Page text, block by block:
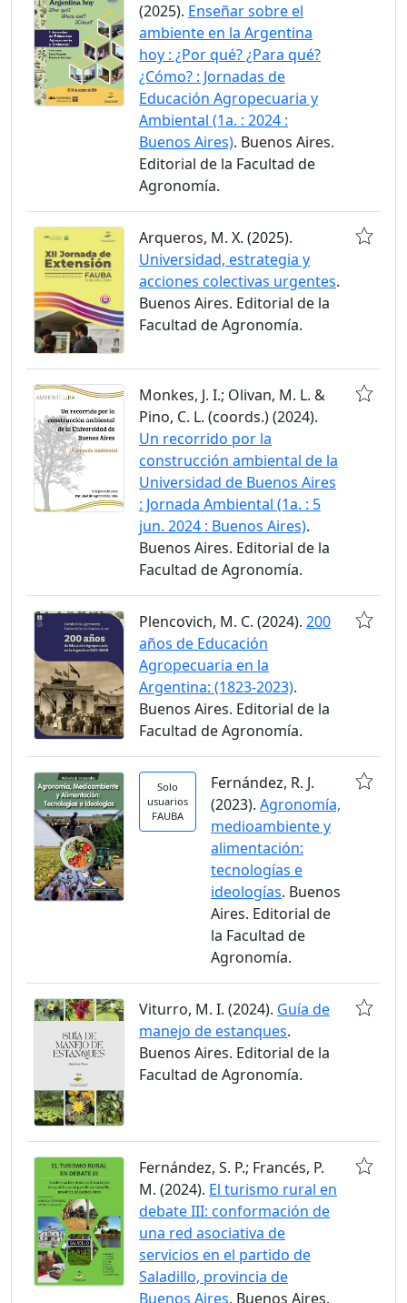
(2025). Enseñar sobre el
ambiente en la Argentina
hoy : ¿Por qué? ¿Para qué?
¿Cómo? : Jornadas de
Educación Agropecuaria y
Ambiental (1a. : 2024 :
Buenos Aires). Buenos Aires.
Editorial de la Facultad de
Agronomía.
Arqueros, M. X. (2025).
Universidad, estrategia y
acciones colectivas urgentes.
Buenos Aires. Editorial de la
Facultad de Agronomía.
Monkes, J. I.; Olivan, M. L. &
Pino, C. L. (coords.) (2024).
Un recorrido por la
construcción ambiental de la
Universidad de Buenos Aires
: Jornada Ambiental (1a. : 5
jun. 2024 : Buenos Aires).
Buenos Aires. Editorial de la
Facultad de Agronomía.
Plencovich, M. C. (2024). 200
años de Educación
Agropecuaria en la
Argentina: (1823-2023).
Buenos Aires. Editorial de la
Facultad de Agronomía.
Solo
usuarios
FAUBA
Fernández, R. J.
(2023). Agronomía,
medioambiente y
alimentación:
tecnologías e
ideologías. Buenos
Aires. Editorial de
la Facultad de
Agronomía.
Viturro, M. I. (2024). Guía de
manejo de estanques.
Buenos Aires. Editorial de la
Facultad de Agronomía.
Fernández, S. P.; Francés, P.
M. (2024). El turismo rural en
debate III: conformación de
una red asociativa de
servicios en el partido de
Saladillo, provincia de
Buenos Aires. Buenos Aires.